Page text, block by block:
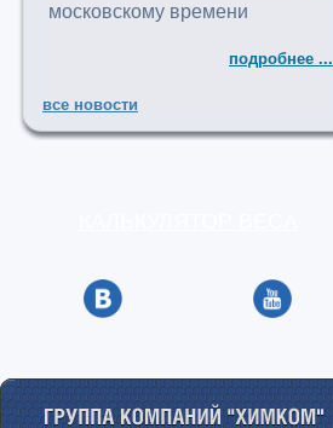
московскому времени
подробнее ...
все новости